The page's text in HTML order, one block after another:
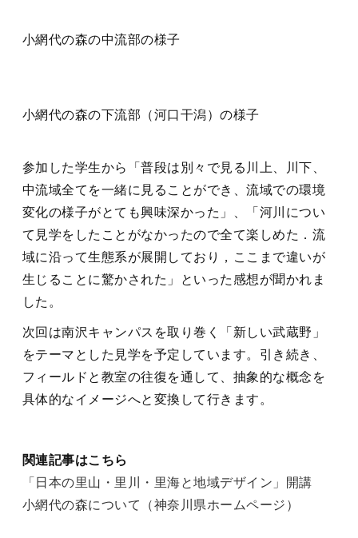
小網代の森の中流部の様子
小網代の森の下流部（河口干潟）の様子
参加した学生から「普段は別々で見る川上、川下、
中流域全てを一緒に見ることができ、流域での環境
変化の様子がとても興味深かった」、「河川につい
て見学をしたことがなかったので全て楽しめた．流
域に沿って生態系が展開しており，ここまで違いが
生じることに驚かされた」といった感想が聞かれま
した。
次回は南沢キャンパスを取り巻く「新しい武蔵野」
をテーマとした見学を予定しています。引き続き、
フィールドと教室の往復を通して、抽象的な概念を
具体的なイメージへと変換して行きます。
関連記事はこちら
「日本の里山・里川・里海と地域デザイン」開講
小網代の森について（神奈川県ホームページ）